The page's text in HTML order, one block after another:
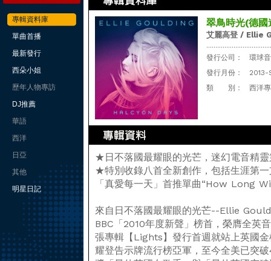
專輯資料庫
單曲首播
最新發行
西朵小姐
歷年人物專訪
DJ推薦
華語
西洋
日亞
其他
明星日記
翠鳥時光(德
艾麗高登 / Ellie
發行公司：
環球
發行月份：
2013-
類 別：
西洋
★日不落國最耀眼的光芒，迷幻電音精
★特別收錄八首全新創作，包括生涯第
「真愛每一天」首推單曲“How Long
來自日不落國最耀眼的光芒--Ellie
BBC「2010年度新聲」榜首，榮膺全英
張專輯【Lights】發行首週就站上英國
耀登告示牌流行榜亞軍，至今全美已突